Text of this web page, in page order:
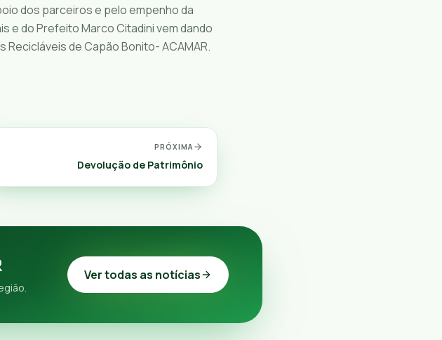
dos parceiros e pelo empenho da
e do Prefeito Marco Citadini vem dando
de Capão Bonito- ACAMAR.
PRÓXIMA
Devolução de Patrimônio
Ver todas as notícias